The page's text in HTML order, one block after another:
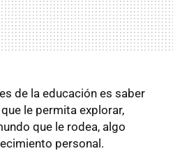
de la educación es saber
que le permita explorar,
que le rodea, algo
personal.